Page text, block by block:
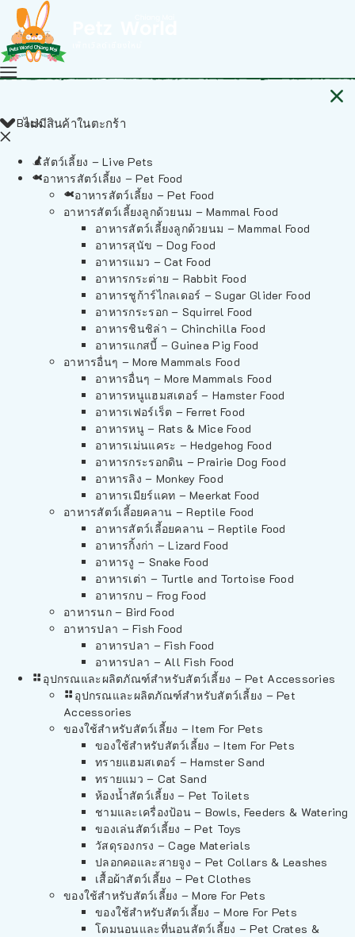
ไม่มีสินค้าในตะกร้า
Back
สัตว์เลี้ยง – Live Pets
อาหารสัตว์เลี้ยง – Pet Food
อาหารสัตว์เลี้ยง – Pet Food
อาหารสัตว์เลี้ยงลูกด้วยนม – Mammal Food
อาหารสัตว์เลี้ยงลูกด้วยนม – Mammal Food
อาหารสุนัข – Dog Food
อาหารแมว – Cat Food
อาหารกระต่าย – Rabbit Food
อาหารชูก้าร์ไกลเดอร์ – Sugar Glider Food
อาหารกระรอก – Squirrel Food
อาหารชินชิล่า – Chinchilla Food
อาหารแกสบี้ – Guinea Pig Food
อาหารอื่นๆ – More Mammals Food
อาหารอื่นๆ – More Mammals Food
อาหารหนูแฮมสเตอร์ – Hamster Food
อาหารเฟอร์เร็ต – Ferret Food
อาหารหนู – Rats & Mice Food
อาหารเม่นแคระ – Hedgehog Food
อาหารกระรอกดิน – Prairie Dog Food
อาหารลิง – Monkey Food
อาหารเมียร์แคท – Meerkat Food
อาหารสัตว์เลี้อยคลาน – Reptile Food
อาหารสัตว์เลี้อยคลาน – Reptile Food
อาหารกิ้งก่า – Lizard Food
อาหารงู – Snake Food
อาหารเต่า – Turtle and Tortoise Food
อาหารกบ – Frog Food
อาหารนก – Bird Food
อาหารปลา – Fish Food
อาหารปลา – Fish Food
อาหารปลา – All Fish Food
อุปกรณและผลิตภัณฑ์สำหรับสัตว์เลี้ยง – Pet Accessories
อุปกรณและผลิตภัณฑ์สำหรับสัตว์เลี้ยง – Pet
Accessories
ของใช้สำหรับสัตว์เลี้ยง – Item For Pets
ของใช้สำหรับสัตว์เลี้ยง – Item For Pets
ทรายแฮมสเตอร์ – Hamster Sand
ทรายแมว – Cat Sand
ห้องน้ำสัตว์เลี้ยง – Pet Toilets
ชามและเครื่องป้อน – Bowls, Feeders & Watering
ของเล่นสัตว์เลี้ยง – Pet Toys
วัสดุรองกรง – Cage Materials
ปลอกคอและสายจูง – Pet Collars & Leashes
เสื้อผ้าสัตว์เลี้ยง – Pet Clothes
ของใช้สำหรับสัตว์เลี้ยง – More For Pets
ของใช้สำหรับสัตว์เลี้ยง – More For Pets
โดมนอนและที่นอนสัตว์เลี้ยง – Pet Crates &